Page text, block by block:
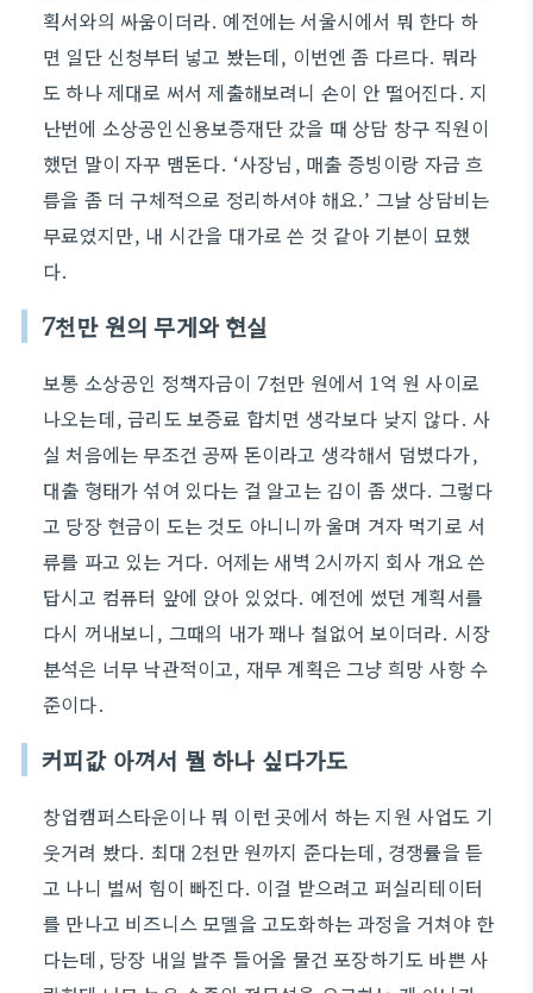
획서와의 싸움이더라. 예전에는 서울시에서 뭐 한다 하
면 일단 신청부터 넣고 봤는데, 이번엔 좀 다르다. 뭐라
도 하나 제대로 써서 제출해보려니 손이 안 떨어진다. 지
난번에 소상공인신용보증재단 갔을 때 상담 창구 직원이
했던 말이 자꾸 맴돈다. ‘사장님, 매출 증빙이랑 자금 흐
름을 좀 더 구체적으로 정리하셔야 해요.’ 그날 상담비는
무료였지만, 내 시간을 대가로 쓴 것 같아 기분이 묘했
다.
7천만 원의 무게와 현실
보통 소상공인 정책자금이 7천만 원에서 1억 원 사이로
나오는데, 금리도 보증료 합치면 생각보다 낮지 않다. 사
실 처음에는 무조건 공짜 돈이라고 생각해서 덤볐다가,
대출 형태가 섞여 있다는 걸 알고는 김이 좀 샜다. 그렇다
고 당장 현금이 도는 것도 아니니까 울며 겨자 먹기로 서
류를 파고 있는 거다. 어제는 새벽 2시까지 회사 개요 쓴
답시고 컴퓨터 앞에 앉아 있었다. 예전에 썼던 계획서를
다시 꺼내보니, 그때의 내가 꽤나 철없어 보이더라. 시장
분석은 너무 낙관적이고, 재무 계획은 그냥 희망 사항 수
준이다.
커피값 아껴서 뭘 하나 싶다가도
창업캠퍼스타운이나 뭐 이런 곳에서 하는 지원 사업도 기
웃거려 봤다. 최대 2천만 원까지 준다는데, 경쟁률을 듣
고 나니 벌써 힘이 빠진다. 이걸 받으려고 퍼실리테이터
를 만나고 비즈니스 모델을 고도화하는 과정을 거쳐야 한
다는데, 당장 내일 발주 들어올 물건 포장하기도 바쁜 사